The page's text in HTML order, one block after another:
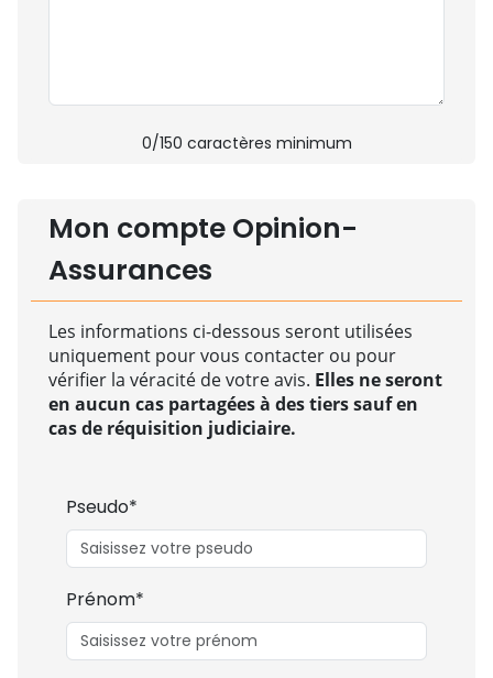
0/150 caractères minimum
Mon compte Opinion-
Assurances
Les informations ci-dessous seront utilisées
uniquement pour vous contacter ou pour
vérifier la véracité de votre avis. Elles ne seront
en aucun cas partagées à des tiers sauf en
cas de réquisition judiciaire.
Pseudo*
Prénom*